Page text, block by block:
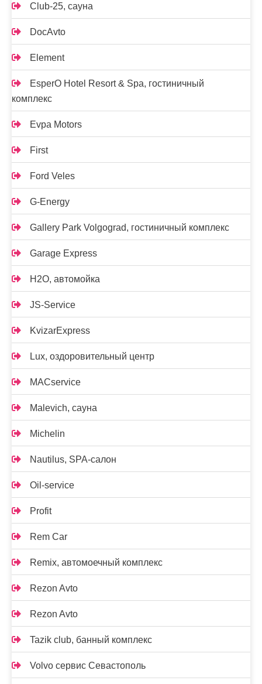
Club-25, сауна
DocAvto
Element
EsperO Hotel Resort & Spa, гостиничный
комплекс
Evpa Motors
First
Ford Veles
G-Energy
Gallery Park Volgograd, гостиничный комплекс
Garage Express
H2O, автомойка
JS-Service
KvizarExpress
Lux, оздоровительный центр
MACservice
Malevich, сауна
Michelin
Nautilus, SPA-салон
Oil-service
Profit
Rem Car
Remix, автомоечный комплекс
Rezon Avto
Rezon Avto
Tazik club, банный комплекс
Volvo сервис Севастополь